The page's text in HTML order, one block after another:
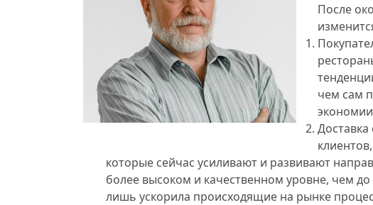
После
чем сам
которые сейчас усиливают и развивают
более высоком и качественном уровне, чем до
лишь ускорила происходящие на рынке